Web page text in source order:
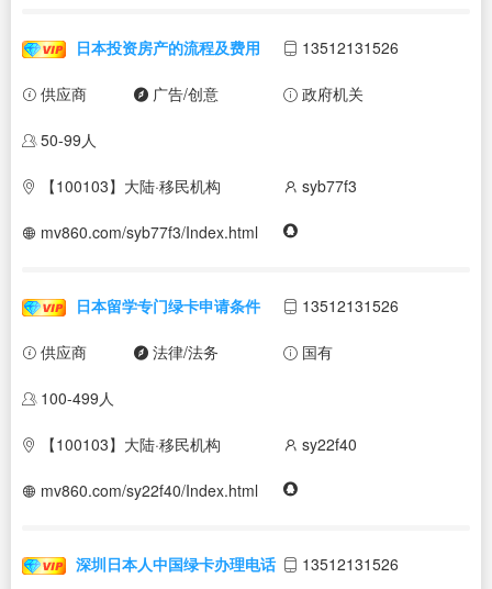
日本投资房产的流程及费用 13512131526
供应商 广告/创意 政府机关
50-99人
【100103】大陆·移民机构 syb77f3
mv860.com/syb77f3/Index.html
日本留学专门绿卡申请条件 13512131526
供应商 法律/法务 国有
100-499人
【100103】大陆·移民机构 sy22f40
mv860.com/sy22f40/Index.html
深圳日本人中国绿卡办理电话 13512131526